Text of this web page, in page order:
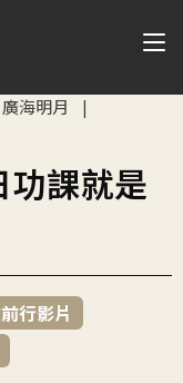
廣海明月 |
課就是
行影片